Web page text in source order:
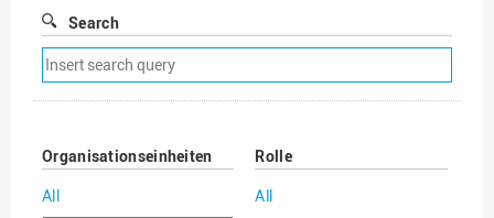
Search
Remove
search
filter
Organisationseinheiten
All
Rolle
All